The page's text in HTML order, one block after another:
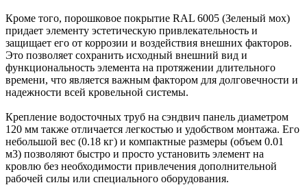
Кроме того, порошковое покрытие RAL 6005 (Зеленый мох)
придает элементу эстетическую привлекательность и
защищает его от коррозии и воздействия внешних факторов.
Это позволяет сохранить исходный внешний вид и
функциональность элемента на протяжении длительного
времени, что является важным фактором для долговечности и
надежности всей кровельной системы.
Крепление водосточных труб на сэндвич панель диаметром
120 мм также отличается легкостью и удобством монтажа. Его
небольшой вес (0.18 кг) и компактные размеры (объем 0.01
м3) позволяют быстро и просто установить элемент на
кровлю без необходимости привлечения дополнительной
рабочей силы или специального оборудования.